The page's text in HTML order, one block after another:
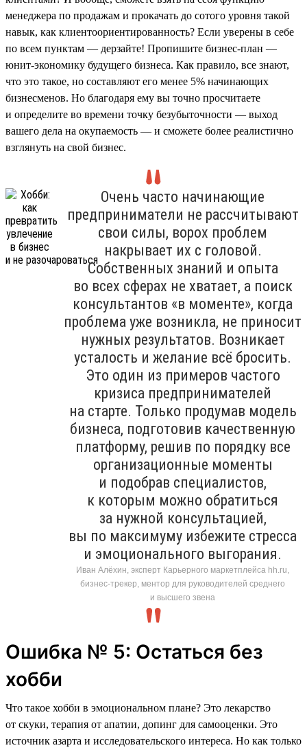
менеджера по продажам и прокачать до сотого уровня такой
навык, как клиентоориентированность? Если уверены в себе
по всем пунктам — дерзайте! Пропишите бизнес-план —
юнит-экономику будущего бизнеса. Как правило, все знают,
что это такое, но составляют его менее 5% начинающих
бизнесменов. Но благодаря ему вы точно просчитаете
и определите во времени точку безубыточности — выход
вашего дела на окупаемость — и сможете более реалистично
взглянуть на свой бизнес.
Очень часто начинающие
предприниматели не рассчитывают
свои силы, ворох проблем
накрывает их с головой.
Собственных знаний и опыта
во всех сферах не хватает, а поиск
консультантов «в моменте», когда
проблема уже возникла, не приносит
нужных результатов. Возникает
усталость и желание всё бросить.
Это один из примеров частого
кризиса предпринимателей
на старте. Только продумав модель
бизнеса, подготовив качественную
платформу, решив по порядку все
организационные моменты
и подобрав специалистов,
к которым можно обратиться
за нужной консультацией,
вы по максимуму избежите стресса
и эмоционального выгорания.
Иван Алёхин, эксперт Карьерного маркетплейса hh.ru,
бизнес-трекер, ментор для руководителей среднего
и высшего звена
Ошибка № 5: Остаться без
хобби
Что такое хобби в эмоциональном плане? Это лекарство
от скуки, терапия от апатии, допинг для самооценки. Это
источник азарта и исследовательского интереса. Но как только